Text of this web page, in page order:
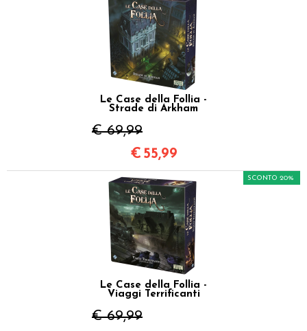
Le Case della Follia -
Strade di Arkham
€ 69,99
€ 55,99
Le Case della Follia -
Viaggi Terrificanti
€ 69,99
SCONTO 20%